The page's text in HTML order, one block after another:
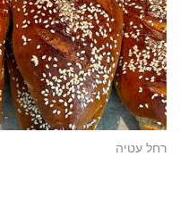
רחל עטיה